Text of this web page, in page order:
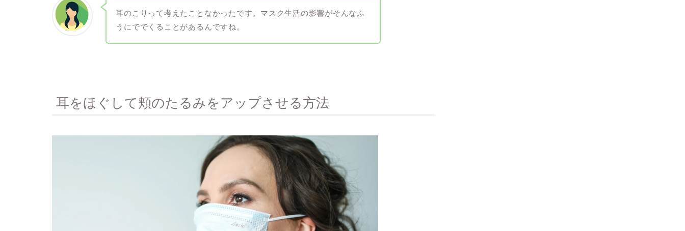
耳のこりって考えたことなかったです。マスク生活の影響がそんなふ
うにででくることがあるんですね。
耳をほぐして頬のたるみをアップさせる方法